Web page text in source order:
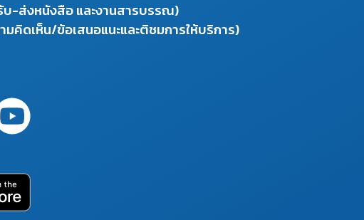
บ-ส่งหนังสือ และงานสารบรรณ)
คิดเห็น/ข้อเสนอแนะและติชมการให้บริการ)